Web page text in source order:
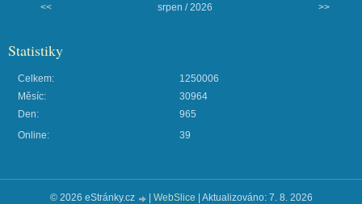
<< srpen / 2026 >>
Statistiky
Online: 39
Celkem:
1250006
Měsíc:
30964
Den:
965
© 2026 eStránky.cz WebSlice Aktualizováno: 7. 8. 2026